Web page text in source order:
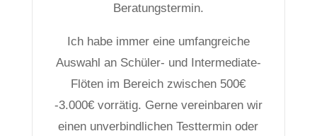
Beratungstermin.
Ich habe immer eine umfangreiche
Auswahl an Schüler- und Intermediate-
Flöten im Bereich zwischen 500€
-3.000€ vorrätig. Gerne vereinbaren wir
einen unverbindlichen Testtermin oder